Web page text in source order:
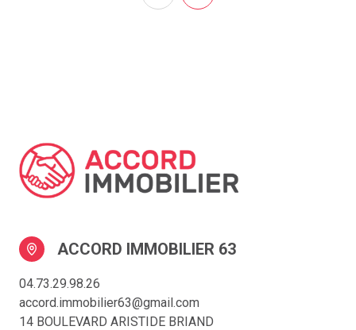
ACCORD IMMOBILIER 63
04.73.29.98.26
accord.immobilier63@gmail.com
14 BOULEVARD ARISTIDE BRIAND